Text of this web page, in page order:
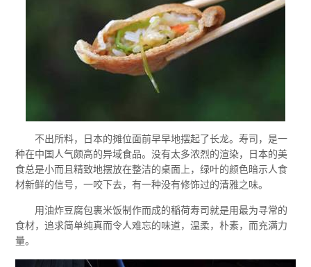
不出所料，日本的摊位面前早早地摆起了长龙。寿司，是一
种在中国人气颇高的异域食品。没有太多浓烈的渲染，日本的美
食总是小而且精致地摆放在整洁的桌面上，绿叶的颜色暗示人食
材新鲜的信号，一咬下去，有一种没有修饰过的清雅之味。
用油炸豆腐包裹米饭制作而成的稲荷寿司就是用最为寻常的
食材，追求简单纯真而令人难忘的味道，温柔，朴素，而充满力
量。